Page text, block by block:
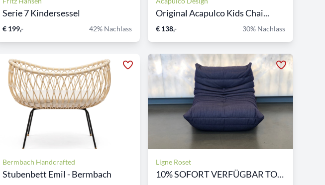
Serie 7 Kindersessel
€ 199,- 42% Nachlass
Original Acapulco Kids Chai...
€ 138,- 30% Nachlass
Bermbach Handcrafted
Stubenbett Emil - Bermbach
Ligne Roset
10% SOFORT VERFÜGBAR TOGO H...